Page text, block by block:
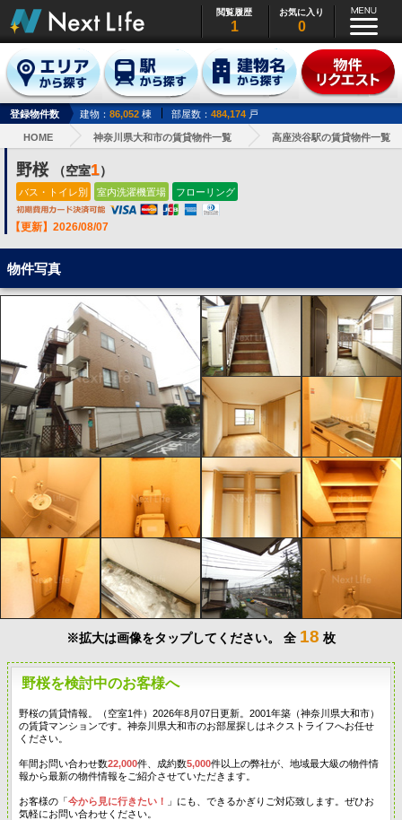
閲覧履歴
1
お気に入り
0
登録物件数 建物： 86,052 棟 部屋数： 484,174 戸
HOME 神奈川県大和市の賃貸物件一覧 高座渋谷駅の賃貸物件一覧
野桜 （空室1）
バス・トイレ別 室内洗濯機置場 フローリング
【更新】2026/08/07
物件写真
※拡大は画像をタップしてください。 全 18 枚
野桜を検討中のお客様へ
野桜の賃貸情報。（空室1件）2026年8月07日更新。2001年築（神奈川県大和市）
の賃貸マンションです。神奈川県大和市のお部屋探しはネクストライフへお任せ
ください。
年間お問い合わせ数22,000件、成約数5,000件以上の弊社が、地域最大級の物件情
報から最新の物件情報をご紹介させていただきます。
お客様の「今から見に行きたい！
」にも、できるかぎりご対応致します。ぜひお
気軽にお問い合わせください。